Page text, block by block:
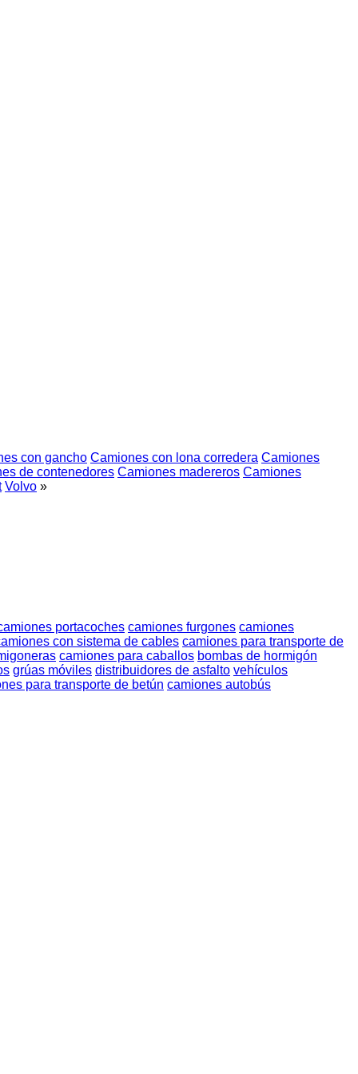
con gancho Camiones con lona corredera Camiones
de contenedores Camiones madereros Camiones
Volvo »
portacoches camiones furgones camiones
con sistema de cables camiones para transporte de
camiones para caballos bombas de hormigón
grúas móviles distribuidores de asfalto vehículos
para transporte de betún camiones autobús